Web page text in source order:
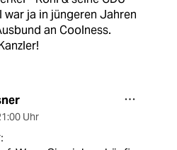
war ja in jüngeren Jahren
an Coolness.
Uhr